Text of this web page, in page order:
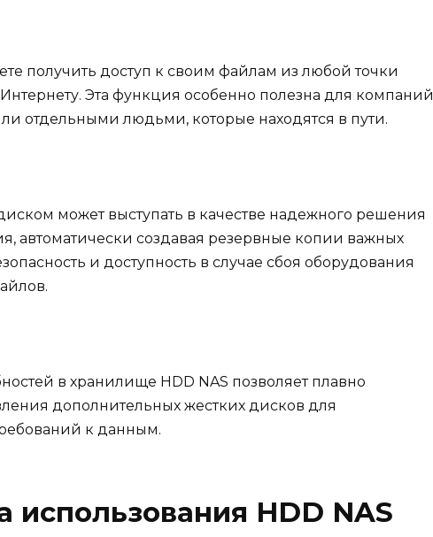
получить доступ к своим файлам из любой точки
Эта функция особенно полезна для компаний
отдельными людьми, которые находятся в пути.
может выступать в качестве надежного решения
автоматически создавая резервные копии важных
и доступность в случае сбоя оборудования
в хранилище HDD NAS позволяет плавно
дополнительных жестких дисков для
к данным.
HDD NAS